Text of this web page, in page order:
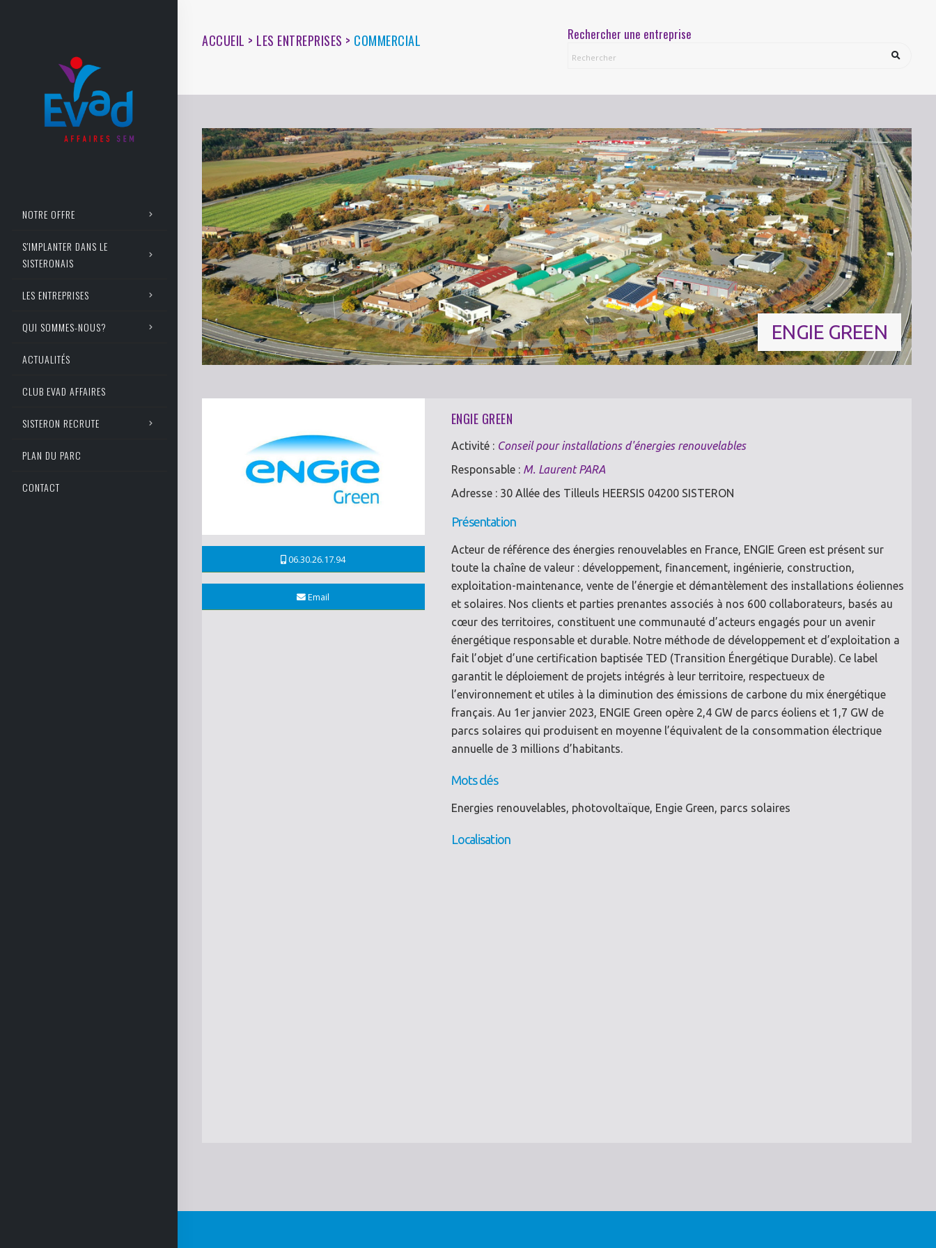
NOTRE OFFRE
S'IMPLANTER DANS LE
SISTERONAIS
LES ENTREPRISES
QUI SOMMES-NOUS?
ACTUALITÉS
CLUB EVAD AFFAIRES
SISTERON RECRUTE
PLAN DU PARC
CONTACT
ACCUEIL > LES ENTREPRISES > COMMERCIAL Rechercher une entreprise
ENGIE GREEN
06.30.26.17.94
Email
ENGIE GREEN
Activité : Conseil pour installations d'énergies renouvelables
Responsable : M. Laurent PARA
Adresse : 30 Allée des Tilleuls HEERSIS 04200 SISTERON
Présentation
Acteur de référence des énergies renouvelables en France, ENGIE Green est présent sur
toute la chaîne de valeur : développement, financement, ingénierie, construction,
exploitation-maintenance, vente de l’énergie et démantèlement des installations éoliennes
et solaires. Nos clients et parties prenantes associés à nos 600 collaborateurs, basés au
cœur des territoires, constituent une communauté d’acteurs engagés pour un avenir
énergétique responsable et durable. Notre méthode de développement et d’exploitation a
fait l’objet d’une certification baptisée TED (Transition Énergétique Durable). Ce label
garantit le déploiement de projets intégrés à leur territoire, respectueux de
l’environnement et utiles à la diminution des émissions de carbone du mix énergétique
français. Au 1er janvier 2023, ENGIE Green opère 2,4 GW de parcs éoliens et 1,7 GW de
parcs solaires qui produisent en moyenne l’équivalent de la consommation électrique
annuelle de 3 millions d’habitants.
Mots clés
Energies renouvelables, photovoltaïque, Engie Green, parcs solaires
Localisation